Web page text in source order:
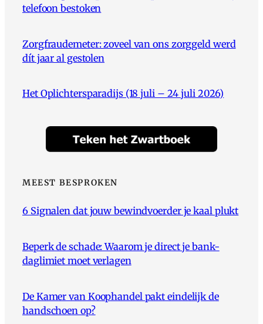
telefoon bestoken
Zorgfraudemeter: zoveel van ons zorggeld werd
dít jaar al gestolen
Het Oplichtersparadijs (18 juli – 24 juli 2026)
MEEST BESPROKEN
6 Signalen dat jouw bewindvoerder je kaal plukt
Beperk de schade: Waarom je direct je bank-
daglimiet moet verlagen
De Kamer van Koophandel pakt eindelijk de
handschoen op?